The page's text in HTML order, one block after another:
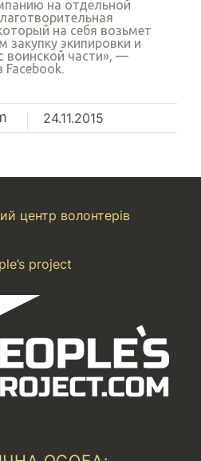
на отдельной
на себя возьмет
закупку экипировки и
воинской части», —
Facebook.
24.11.2015
центр волонтерів
project